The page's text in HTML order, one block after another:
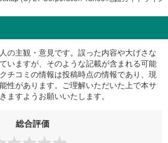
の主観・意見です。誤った内容や大げさな
いますが、そのような記載が含まれる可能
チコミの情報は投稿時点の情報であり、現
性があります。ご理解いただいた上で本サ
ますようお願いいたします。
総合評価